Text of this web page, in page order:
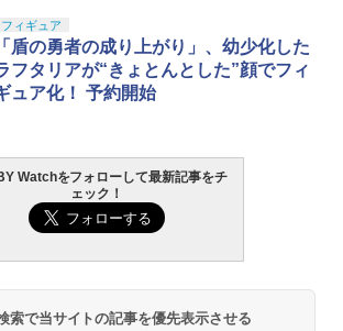
フィギュア
「盾の勇者の成り上がり」、幼少化した
フタリアが“きょとんとした”顔でフィ
ュア化！ 予約開始
Watchをフォローして最新記事をチ
ェック！
索で当サイトの記事を優先表示させる